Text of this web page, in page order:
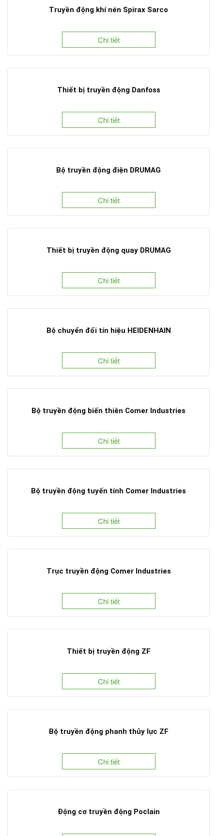
Truyền động khí nén Spirax Sarco
Chi tiết
Thiết bị truyền động Danfoss
Chi tiết
Bộ truyền động điện DRUMAG
Chi tiết
Thiết bị truyền động quay DRUMAG
Chi tiết
Bộ chuyển đổi tín hiệu HEIDENHAIN
Chi tiết
Bộ truyền động biến thiên Comer Industries
Chi tiết
Bộ truyền động tuyến tính Comer Industries
Chi tiết
Trục truyền động Comer Industries
Chi tiết
Thiết bị truyền động ZF
Chi tiết
Bộ truyền động phanh thủy lực ZF
Chi tiết
Động cơ truyền động Poclain